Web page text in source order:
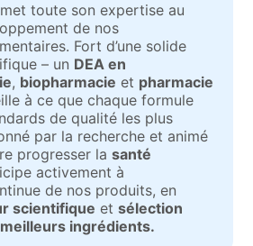
toute son expertise au
de nos
Fort d’une solide
– un DEA en
, biopharmacie et pharmacie
à ce que chaque formule
de qualité les plus
par la recherche et animé
progresser lasanté
activement à
de nos produits, en
scientifique etsélection
ingrédients.